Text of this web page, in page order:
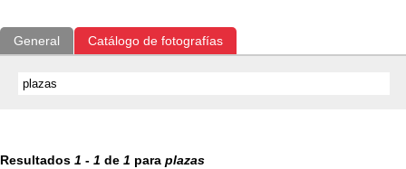
General Catálogo de fotografías
Resultados 1 - 1 de 1 para plazas